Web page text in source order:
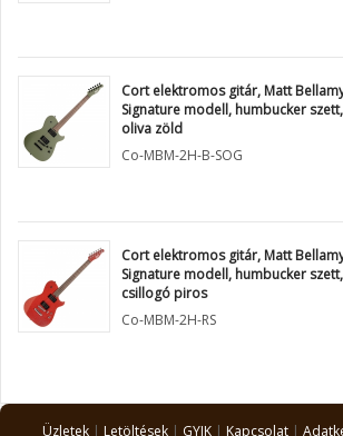
Cort elektromos gitár, Matt
Signature modell, humbucker
oliva zöld
Co-MBM-2H-B-SOG
Cort elektromos gitár, Matt
Signature modell, humbucker szett,
csillogó piros
Co-MBM-2H-RS
Üzletek| Letöltések| GYIK| Kapcsolat|